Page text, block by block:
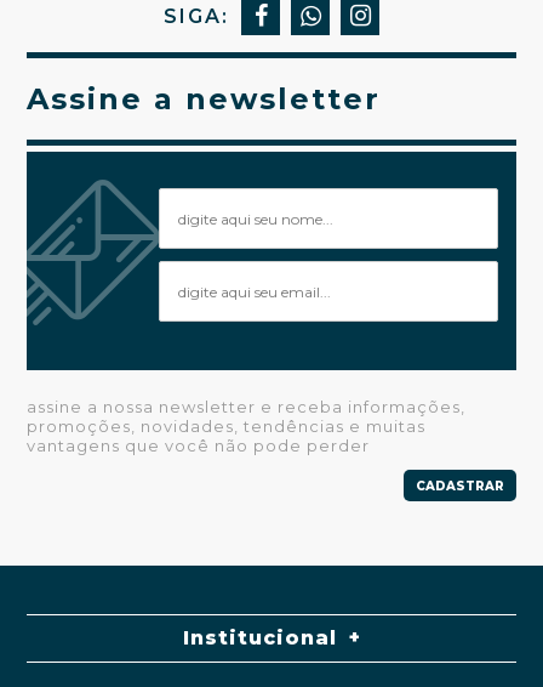
SIGA:
Assine a newsletter
assine a nossa newsletter e receba informações,
promoções, novidades, tendências e muitas
vantagens que você não pode perder
CADASTRAR
Institucional